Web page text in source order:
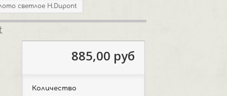
светлое H.Dupont
885,00 руб
Количество